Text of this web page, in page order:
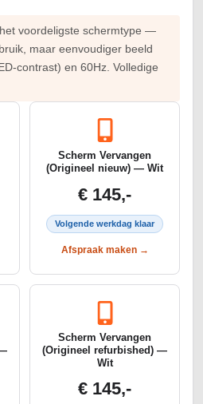
het voordeligste schermtype —
maar eenvoudiger beeld
contrast) en 60Hz. Volledige
Scherm Vervangen
(Origineel nieuw) — Wit
€ 145,-
Volgende werkdag klaar
Afspraak maken →
Scherm Vervangen
(Origineel refurbished) —
Wit
€ 145,-